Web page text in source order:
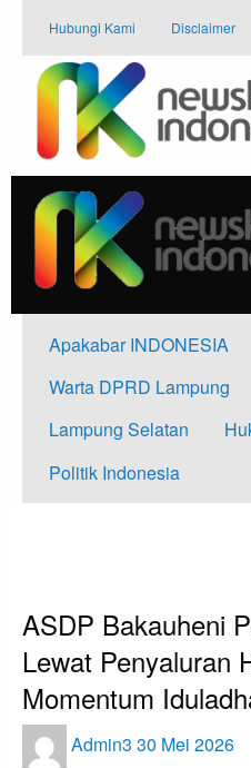
content
Hubungi Kami Disclaimer
Apakabar INDONESIA
Warta DPRD Lampung
Lampung Selatan
Politik Indonesia
ASDP Bakauheni
Lewat Penyaluran
Momentum
Admin3 Posted
30 Mei 2026